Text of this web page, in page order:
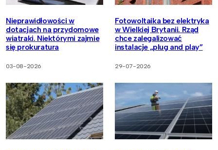
Nieprawidłowości w
dotacjach na przydomowe
wiatraki. Niektórymi zajmie
się prokuratura
03-08-2026
Fotowoltaika bez elektryka
w Wielkiej Brytanii. Rząd
chce zalegalizować
instalacje „plug and play”
29-07-2026